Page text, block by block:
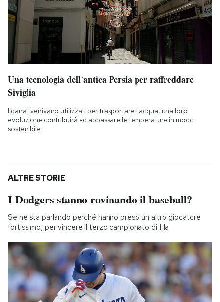
Una tecnologia dell’antica Persia per raffreddare
Siviglia
I qanat venivano utilizzati per trasportare l'acqua, una loro
evoluzione contribuirà ad abbassare le temperature in modo
sostenibile
ALTRE STORIE
I Dodgers stanno rovinando il baseball?
Se ne sta parlando perché hanno preso un altro giocatore
fortissimo, per vincere il terzo campionato di fila